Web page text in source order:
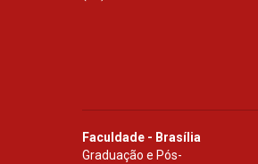
Faculdade - Brasília
Graduação e Pós-